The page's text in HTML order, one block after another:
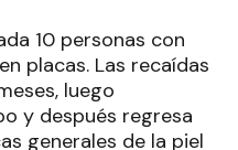
10 personas con
placas. Las recaídas
luego
y después regresa
generales de la piel